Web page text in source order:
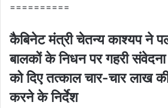
==========
कैबिनेट मंत्री चेतन्य काश्यप ने
बालकों के निधन पर गहरी
को दिए तत्काल चार-चार लाख
करने के निर्देश